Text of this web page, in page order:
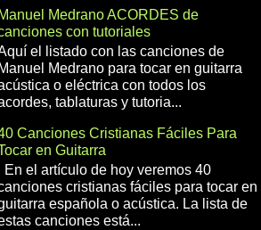
Manuel Medrano ACORDES de
con tutoriales
el listado con las canciones de
Manuel Medrano para tocar en guitarra
o eléctrica con todos los
tablaturas y tutoria...
Canciones Cristianas Fáciles Para
en Guitarra
En el artículo de hoy veremos 40
cristianas fáciles para tocar en
española o acústica. La lista de
canciones está...